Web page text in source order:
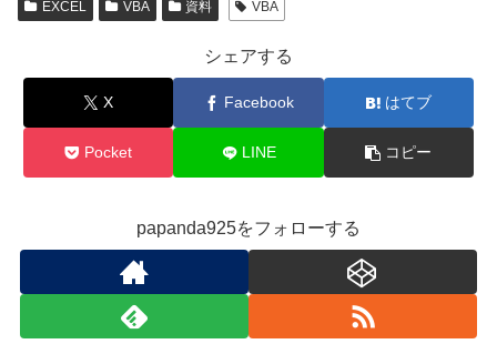
EXCEL VBA 資料 VBA
シェアする
X Facebook はてブ
Pocket LINE コピー
papanda925をフォローする